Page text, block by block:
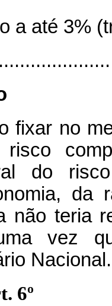
a até 3%
fixar no
risco
do
da
não teria
vez
6º